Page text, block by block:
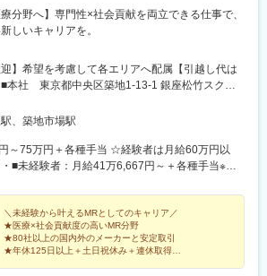
療分野へ】専門性×社会貢献を両立できる仕事で、
しいキャリアを。
迎】希望を考慮して各エリアへ配属【引越し代は
本社 東京都中央区築地1-13-1 銀座松竹スクエ
：（1）北海道：北海道（2）東北：青森・秋
宮城・福島（3）関東：東京・神奈川・千葉・埼
三重・静岡（6）北陸：富山・石川・福井（7）
都・滋賀・奈良・和歌山・兵庫（8）中国：岡山・
・大分・宮崎・鹿児島・熊本・佐賀・長崎・沖
全国転勤（規定あり）の選択可能※配属エリアは
定いたします。希望範囲外への転勤はありませ
：会社の定める事業所（リモートワーク含む）
、築地市場駅
～75万円＋各種手当 ☆経験者は月給60万円以
・■未経験者：月給41万6,667円～＋各種手当※上
給いたします。◎手当を含めれば初年度から年
可能！・・・・・・■経験者：月給60万円～75万
記には固定残業代（11万760円～／30時間分）を
分は別途全額支給いたします。＜年収例＞◎初年
以上！◎最大年収900万円以上も目指せる
＼未経験から叶えるMRとしてのキャリア／
★医療×社会貢献度の高いMR分野
★80社以上の国内外のメーカーと安定取引
★年休125日以上＋土日祝休み＋連休取得OK